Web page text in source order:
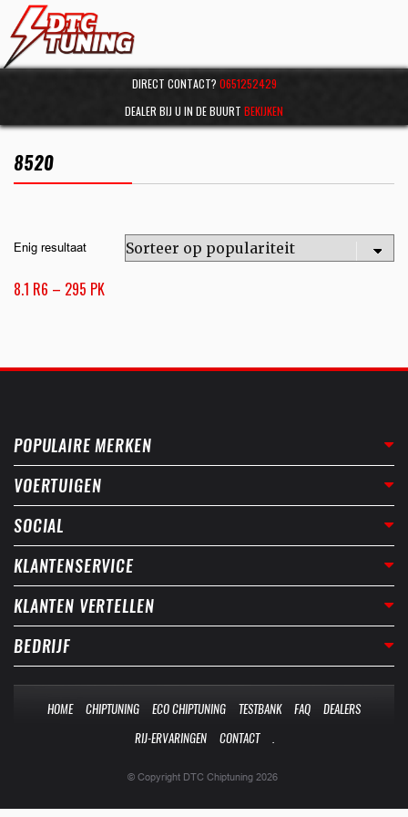
DIRECT CONTACT? 0651252429
DEALER BIJ U IN DE BUURT BEKIJKEN
8520
Enig resultaat
8.1 R6 – 295 PK
POPULAIRE MERKEN
VOERTUIGEN
SOCIAL
KLANTENSERVICE
KLANTEN VERTELLEN
BEDRIJF
HOME CHIPTUNING ECO CHIPTUNING TESTBANK FAQ
DEALERS
RIJ-ERVARINGEN
CONTACT
© Copyright DTC Chiptuning 2026